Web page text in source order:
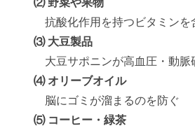
抗酸化作用を持つビタミンを
⑶ 大豆製品
大豆サポニンが高血圧・動脈
⑷ オリーブオイル
脳にゴミが溜まるのを防ぐ
⑸ コーヒー・緑茶